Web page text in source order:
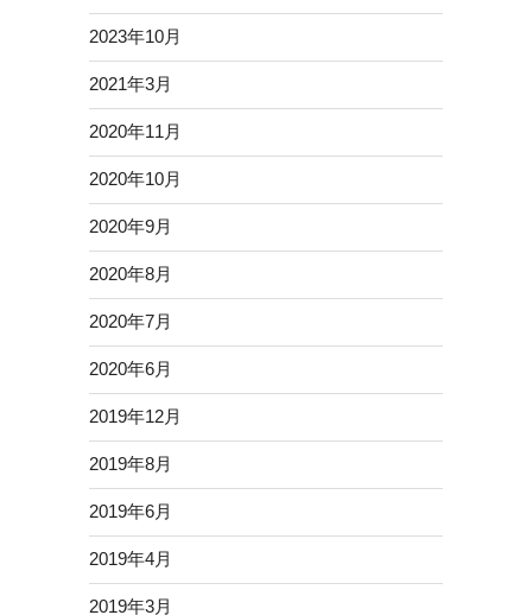
2023年10月
2021年3月
2020年11月
2020年10月
2020年9月
2020年8月
2020年7月
2020年6月
2019年12月
2019年8月
2019年6月
2019年4月
2019年3月